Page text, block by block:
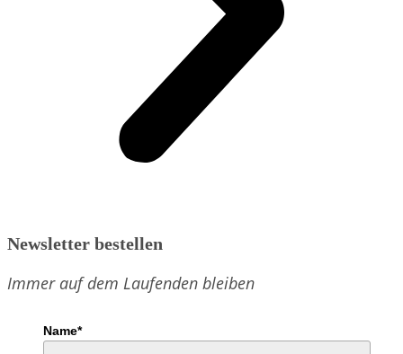
Newsletter bestellen
Immer auf dem Laufenden bleiben
Name*